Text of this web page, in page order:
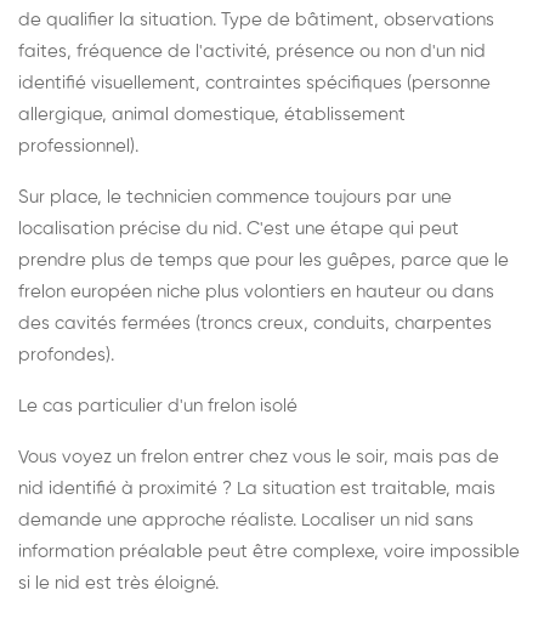
de qualifier la situation. Type de bâtiment, observations
faites, fréquence de l'activité, présence ou non d'un nid
identifié visuellement, contraintes spécifiques (personne
allergique, animal domestique, établissement
professionnel).
Sur place, le technicien commence toujours par une
localisation précise du nid. C'est une étape qui peut
prendre plus de temps que pour les guêpes, parce que le
frelon européen niche plus volontiers en hauteur ou dans
des cavités fermées (troncs creux, conduits, charpentes
profondes).
Le cas particulier d'un frelon isolé
Vous voyez un frelon entrer chez vous le soir, mais pas de
nid identifié à proximité ? La situation est traitable, mais
demande une approche réaliste. Localiser un nid sans
information préalable peut être complexe, voire impossible
si le nid est très éloigné.